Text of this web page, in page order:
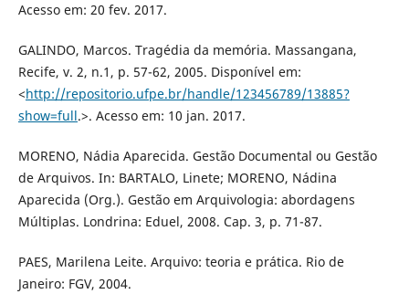
Acesso em: 20 fev. 2017.
GALINDO, Marcos. Tragédia da memória. Massangana,
Recife, v. 2, n.1, p. 57-62, 2005. Disponível em:
<http://repositorio.ufpe.br/handle/123456789/13885?
show=full.>. Acesso em: 10 jan. 2017.
MORENO, Nádia Aparecida. Gestão Documental ou Gestão
de Arquivos. In: BARTALO, Linete; MORENO, Nádina
Aparecida (Org.). Gestão em Arquivologia: abordagens
Múltiplas. Londrina: Eduel, 2008. Cap. 3, p. 71-87.
PAES, Marilena Leite. Arquivo: teoria e prática. Rio de
Janeiro: FGV, 2004.